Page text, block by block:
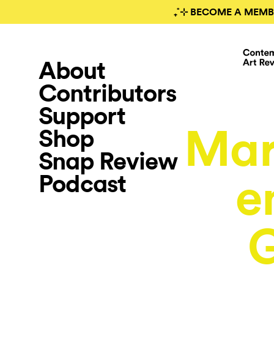
₊˚⊹ BECOME A
About
Contributors
Support
Shop
Snap Review
Podcast